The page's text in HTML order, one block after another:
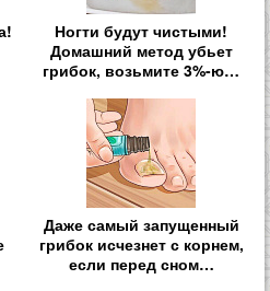
Ногти будут чистыми!
Домашний метод убьет
грибок, возьмите 3%-ю…
Даже самый запущенный
грибок исчезнет с корнем,
если перед сном…